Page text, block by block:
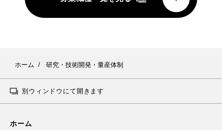
ホーム 研究・技術開発・量産体制
別ウィンドウにて開きます
ホーム